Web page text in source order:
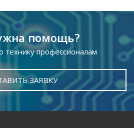
помощь?
технику профессионалам
ЗАЯВКУ